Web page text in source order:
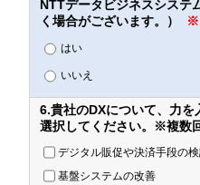
NTTデータビジネスシステ
く場合がございます。）
※
はい
いいえ
6.貴社のDXについて、力
選択してください。※複数
デジタル販促や決済手段の
基盤システムの改善